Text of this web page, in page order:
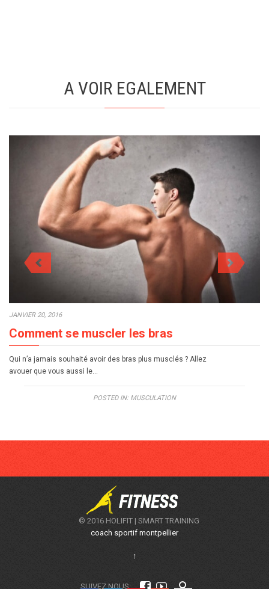
A VOIR EGALEMENT
JANVIER 20, 2016
Comment se muscler les bras
Qui n’a jamais souhaité avoir des bras plus musclés ? Allez
avouer que vous aussi le…
POSTED IN: MUSCULATION
© 2016 HOLIFIT | SMART TRAINING
coach sportif montpellier
↑
SUIVEZ NOUS:   